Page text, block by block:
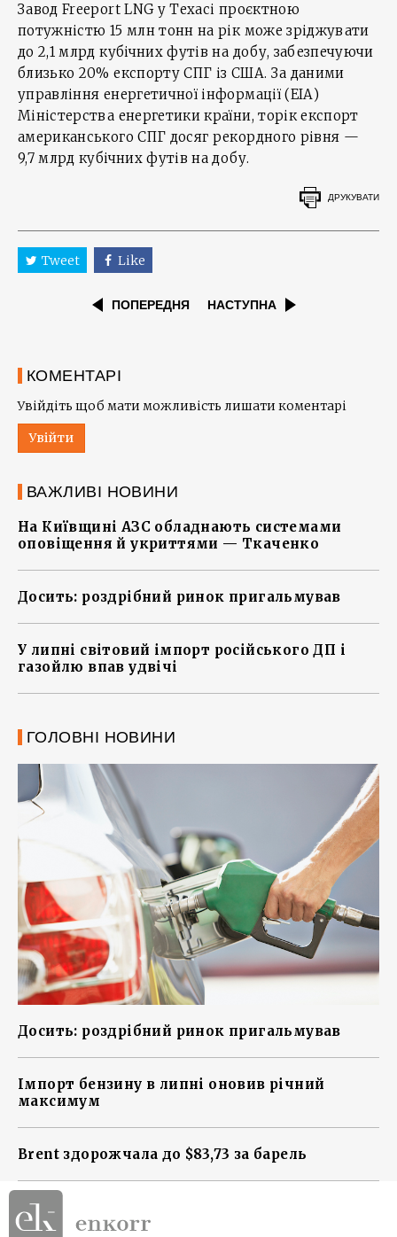
Завод Freeport LNG у Техасі проєктною
потужністю 15 млн тонн на рік може зріджувати
до 2,1 млрд кубічних футів на добу, забезпечуючи
близько 20% експорту СПГ із США. За даними
управління енергетичної інформації (EIA)
Міністерства енергетики країни, торік експорт
американського СПГ досяг рекордного рівня —
9,7 млрд кубічних футів на добу.
ДРУКУВАТИ
Tweet Like
ПОПЕРЕДНЯ НАСТУПНА
КОМЕНТАРІ
Увійдіть щоб мати можливість лишати коментарі
Увійти
ВАЖЛИВІ НОВИНИ
На Київщині АЗС обладнають системами
оповіщення й укриттями — Ткаченко
Досить: роздрібний ринок пригальмував
У липні світовий імпорт російського ДП і
газойлю впав удвічі
ГОЛОВНІ НОВИНИ
Досить: роздрібний ринок пригальмував
Імпорт бензину в липні оновив річний
максимум
Brent здорожчала до $83,73 за барель